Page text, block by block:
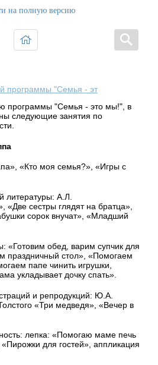
на полную версию
программы "Семья - это Мы!"
программы "Семья - это мы!", в
следующие занятия по
«Кто моя семья?», «Игры с
литературы: А.Л.
«Две сестры глядят на братца»,
сорок внучат», «Младший
«Готовим обед, варим супчик для
праздничный стол», «Помогаем
папе чинить игрушки,
укладывает дочку спать».
и репродукций: Ю.А.
«Три медведя», «Вечер в
лепка: «Помогаю маме печь
для гостей», аппликация